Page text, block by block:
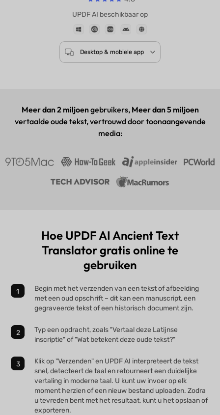
5000+ Beoordelingen
UPDF AI beschikbaar op
Meer dan 2 miljoengebruikers, Meer dan 5 miljoen
vertaalde oude tekst, vertrouwd door toonaangevende
media:
Hoe UPDF AI Ancient Text
Translator gratis online te
gebruiken
Begin met het verzenden van een tekst of afbeelding
met een oud opschrift – dit kan een manuscript, een
gegraveerde tekst of een historisch document zijn.
Typ een opdracht, zoals "Vertaal deze Latijnse
inscriptie" of "Wat betekent deze oude tekst?"
Klik op "Verzenden" en UPDF AI interpreteert de tekst
snel, detecteert de taal en retourneert een duidelijke
vertaling in moderne taal. U kunt uw invoer op elk
moment herzien of een nieuw bestand uploaden. Zodra
u tevreden bent met het resultaat, kunt u het opslaan of
exporteren.